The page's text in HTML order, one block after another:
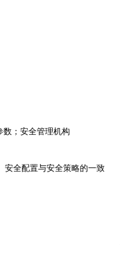
数；安全管理机构
安全配置与安全策略的一致